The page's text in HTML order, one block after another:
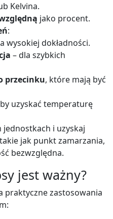
Kelvina.
jako procent.
:
wysokiej dokładności.
– dla szybkich
przecinku, które mają być
uzyskać temperaturę
i uzyskaj
jak punkt zamarzania,
bezwzględna.
jest ważny?
praktyczne zastosowania